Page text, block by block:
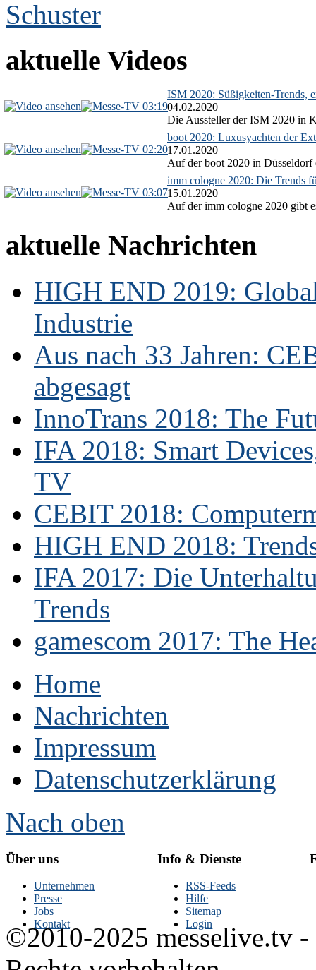
aktuelle Videos
03:19
ISM 2020: Süßigkeiten-Trends,
04.02.2020
Die Aussteller der ISM 2020 in
02:20
boot 2020: Luxusyachten der
17.01.2020
Auf der boot 2020 in Düsseldorf
03:07
imm cologne 2020: Die Trends
15.01.2020
Auf der imm cologne 2020 gibt
aktuelle Nachrichten
HIGH END 2019:
Industrie
Aus nach 33 Jahren:
abgesagt
InnoTrans 2018: The
IFA 2018: Smart
TV
CEBIT 2018:
HIGH END 2018:
IFA 2017: Die
Trends
gamescom 2017: The
Home
Nachrichten
Impressum
Datenschutzerklärung
Nach oben
Über uns
Unternehmen
Presse
Jobs
Kontakt
Info & Dienste
RSS-Feeds
Hilfe
Sitemap
Login
©2010-2025 messelive.tv -